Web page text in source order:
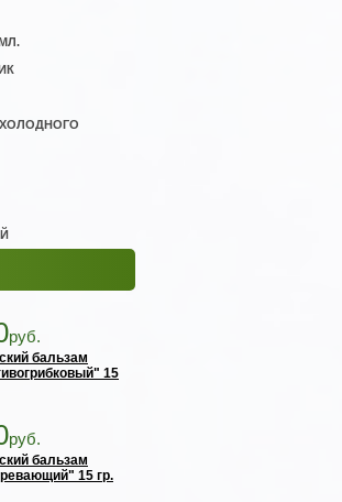
руб.
бальзам
15
руб.
бальзам
15 гр.